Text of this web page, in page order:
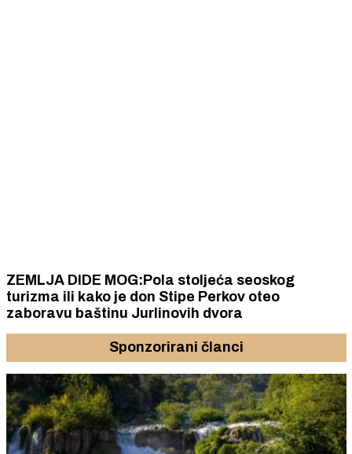
ZEMLJA DIDE MOG:Pola stoljeća seoskog
turizma ili kako je don Stipe Perkov oteo
zaboravu baštinu Jurlinovih dvora
Sponzorirani članci